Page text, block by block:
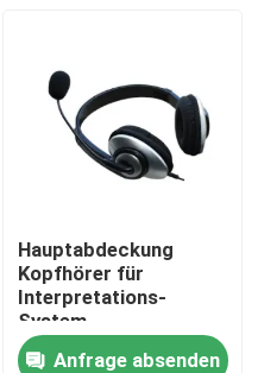
Hauptabdeckung
Kopfhörer für
Interpretations-
System
Anfrage absenden